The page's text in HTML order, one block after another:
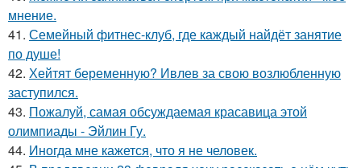
мнение.
41. Семейный фитнес-клуб, где каждый найдёт занятие
по душе!
42. Хейтят беременную? Ивлев за свою возлюбленную
заступился.
43. Пожалуй, самая обсуждаемая красавица этой
олимпиады - Эйлин Гу.
44. Иногда мне кажется, что я не человек.